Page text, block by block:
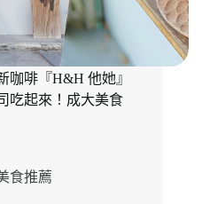
咖啡『H&H 他她』
吃起來！成大美食
食推薦